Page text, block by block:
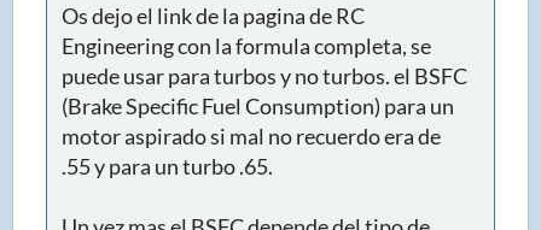
Os dejo el link de la pagina de RC
Engineering con la formula completa, se
puede usar para turbos y no turbos. el BSFC
(Brake Specific Fuel Consumption) para un
motor aspirado si mal no recuerdo era de
.55 y para un turbo .65.